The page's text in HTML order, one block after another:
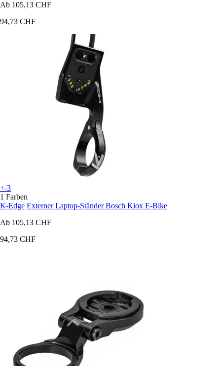
Ab 105,13 CHF
94,73 CHF
+-3
1 Farben
K-Edge Externer Laptop-Ständer Bosch Kiox E-Bike
Ab 105,13 CHF
94,73 CHF